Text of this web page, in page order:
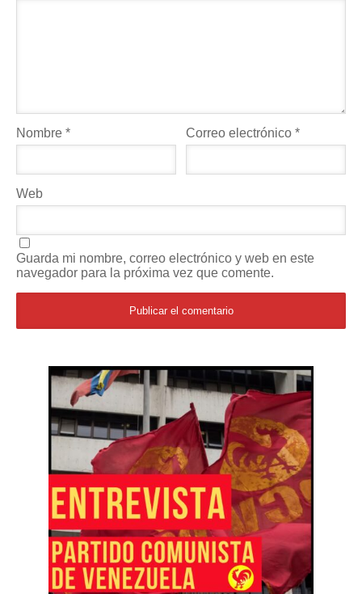
Nombre * Correo electrónico*
Web
Guarda mi nombre, correo electrónico y web en este
navegador para la próxima vez que comente.